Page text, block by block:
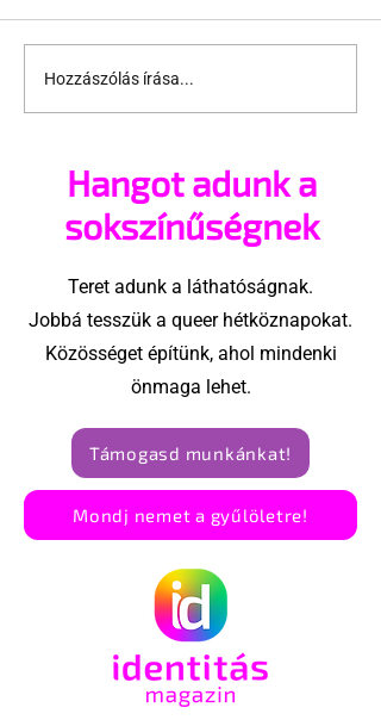
Nincs megállás,
Ázsiában is lesz
Dalfesztivál
Hozzászólás írása...
Hangot adunk a
sokszínűségnek
Teret adunk a láthatóságnak.
Jobbá tesszük a queer hétköznapokat.
Közösséget építünk, ahol mindenki
önmaga lehet.
Támogasd munkánkat!
Mondj nemet a gyűlöletre!